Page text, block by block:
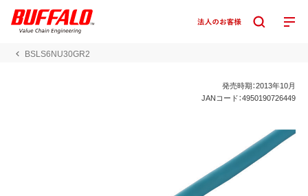
BSLS6NU30GR2
発売時期：2013年10月
JANコード：4950190726449